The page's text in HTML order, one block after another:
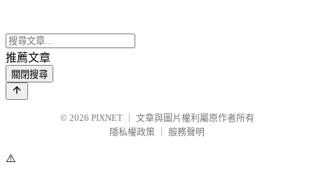
推薦文章
關閉搜尋
© 2026 PIXNET
文章與圖片權利屬原作者所有
隱私權政策
服務聲明
⚠️